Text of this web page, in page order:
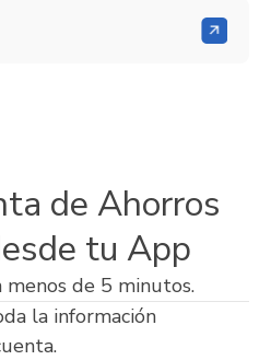
de Ahorros
tu App
de 5 minutos.
la información